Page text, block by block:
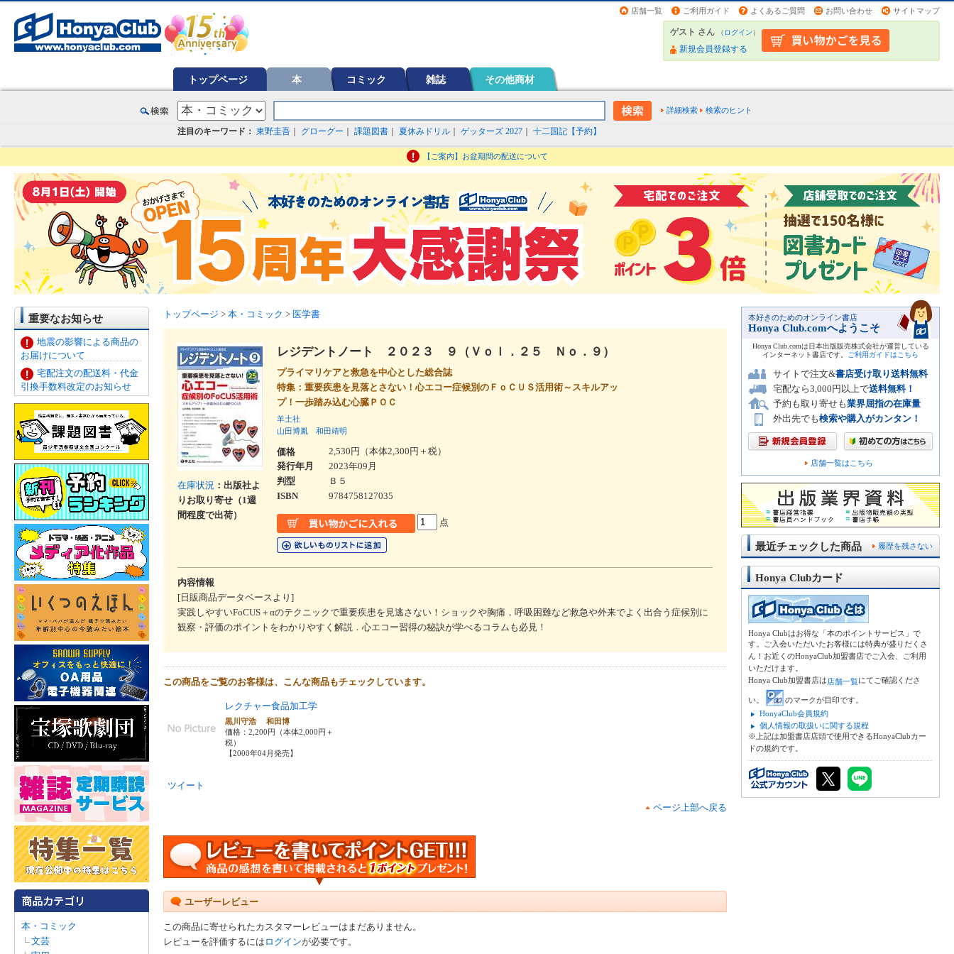
店舗一覧 ご利用ガイド よくあるご質問 お問い合わせ サイトマップ
ゲスト さん （ログイン）
新規会員登録する
トップページ 本 コミック 雑誌 その他商材
詳細検索 検索のヒント
注目のキーワード： 東野圭吾 グローグー 課題図書 夏休みドリル ゲッターズ 2027 十二国記【予約】
【ご案内】お盆期間の配送について
重要なお知らせ
地震の影響による商品の
お届けについて
宅配注文の配送料・代金
引換手数料改定のお知らせ
本・コミック
文芸
トップページ > 本・コミック > 医学書
在庫状況 ：出版社よ
りお取り寄せ（1週
間程度で出荷）
レジデントノート ２０２３ ９（Ｖｏｌ．２５ Ｎｏ．９）
プライマリケアと救急を中心とした総合誌
特集：重要疾患を見落とさない！心エコー症候別のＦｏＣＵＳ活用術～スキルアッ
プ！一歩踏み込む心臓ＰＯＣ
羊土社
山田博胤
和田靖明
価格
2,530円（本体2,300円＋税）
発行年月
2023年09月
判型
Ｂ５
ISBN
9784758127035
点
内容情報
[日販商品データベースより]
実践しやすいFoCUS＋αのテクニックで重要疾患を見逃さない！ショックや胸痛，呼吸困難など救急や外来でよく出合う症候別に
観察・評価のポイントをわかりやすく解説．心エコー習得の秘訣が学べるコラムも必見！
この商品をご覧のお客様は、こんな商品もチェックしています。
レクチャー食品加工学
黒川守浩 和田博
価格：2,200円（本体2,000円＋
税）
【2000年04月発売】
ツイート
ページ上部へ戻る
ユーザーレビュー
この商品に寄せられたカスタマーレビューはまだありません。
レビューを評価するには ログインが必要です。
本好きのためのオンライン書店
Honya Club.comへようこそ
Honya Club.comは日本出版販売株式会社が運営している
インターネット書店です。
ご利用ガイドはこちら
サイトで注文&書店受け取り送料無料
宅配なら3,000円以上で送料無料！
予約も取り寄せも業界屈指の在庫量
外出先でも検索や購入がカンタン！
店舗一覧はこちら
履歴を残さない
最近チェックした商品
Honya Clubカード
Honya Clubはお得な「本のポイントサービス」で
す。ご入会いただいたお客様には特典が盛りだくさ
ん！お近くのHonyaClub加盟書店でご入会、ご利用
いただけます。
Honya Club加盟書店は店舗一覧にてご確認くださ
い。
のマークが目印です。
HonyaClub会員規約
個人情報の取扱いに関する規程
※上記は加盟書店店頭で使用できるHonyaClubカー
ドの規約です。